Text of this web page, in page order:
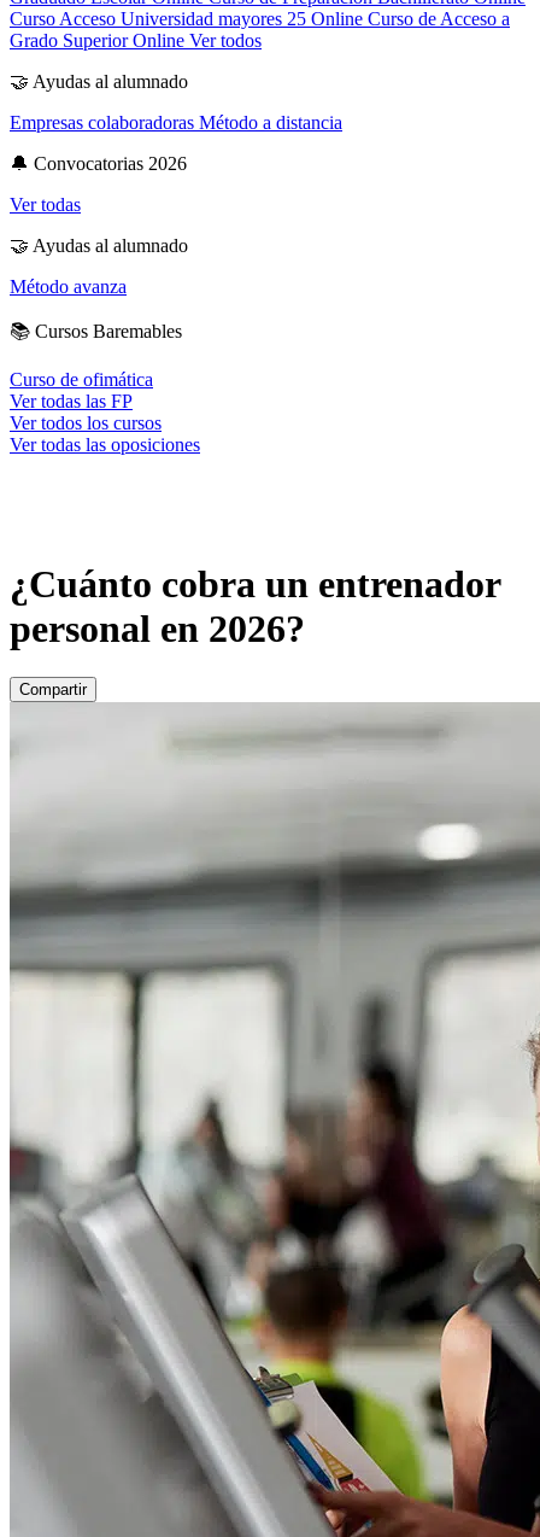
Curso Acceso Universidad mayores 25 Online Curso de Acceso a
Grado Superior Online Ver todos
🤝 Ayudas al alumnado
Empresas colaboradoras Método a distancia
🔔 Convocatorias 2026
Ver todas
🤝 Ayudas al alumnado
Método avanza
📚 Cursos Baremables
Curso de ofimática
Ver todas las FP
Ver todos los cursos
Ver todas las oposiciones
¿Cuánto cobra un entrenador
personal en 2026?
Compartir